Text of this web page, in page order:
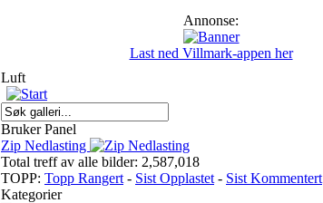
Annonse:
Last ned Villmark-appen her
Luft
Bruker Panel
Zip Nedlasting
Total treff av alle bilder: 2,587,018
TOPP: Topp Rangert - Sist Opplastet - Sist Kommentert
Kategorier